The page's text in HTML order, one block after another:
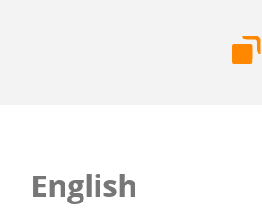
English